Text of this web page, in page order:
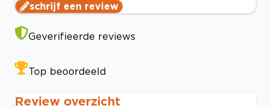
schrijf een review
Geverifieerde reviews
Top beoordeeld
Review overzicht